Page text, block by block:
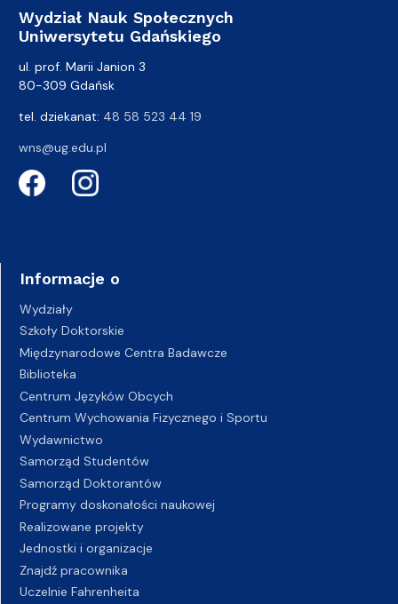
Wydział Nauk Społecznych
Uniwersytetu Gdańskiego
ul. prof. Marii Janion 3
80-309 Gdańsk
tel. dziekanat: 48 58 523 44 19
wns@ug.edu.pl
Informacje o
Wydziały
Szkoły Doktorskie
Międzynarodowe Centra Badawcze
Biblioteka
Centrum Języków Obcych
Centrum Wychowania Fizycznego i Sportu
Wydawnictwo
Samorząd Studentów
Samorząd Doktorantów
Programy doskonałości naukowej
Realizowane projekty
Jednostki i organizacje
Znajdź pracownika
Uczelnie Fahrenheita